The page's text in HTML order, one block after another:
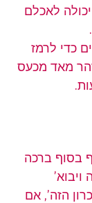
לאכלם
כדי לרמז
מאד מכעס
בסוף ברכה
הזה’, אם